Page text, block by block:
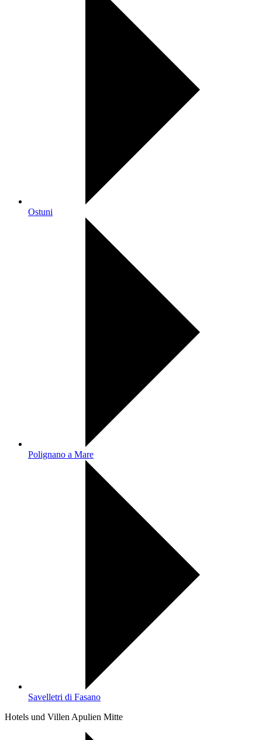
Ostuni
Polignano a Mare
Savelletri di Fasano
Hotels und Villen Apulien Mitte